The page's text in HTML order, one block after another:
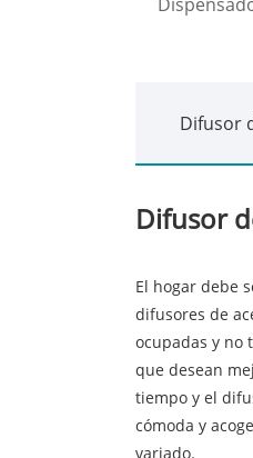
Difusor
Difusor
El hogar debe
difusores de
ocupadas y no
que desean
tiempo y el
cómoda y
variado.